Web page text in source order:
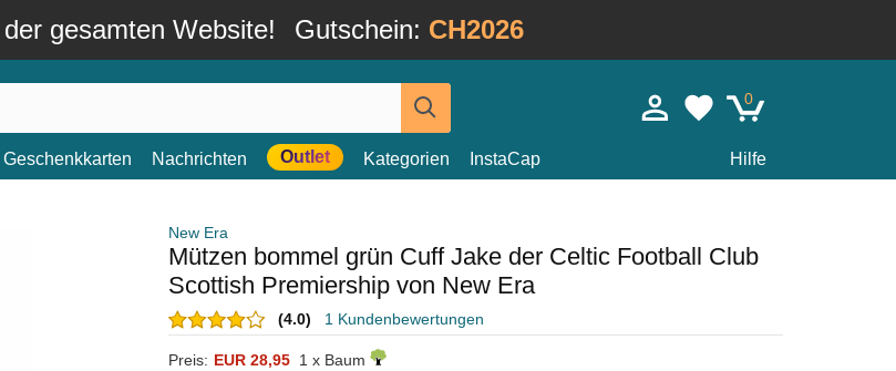
gesamten Website! Gutschein: CH2026
0
Geschenkkarten Nachrichten Outlet Kategorien InstaCap Hilfe
New Era
Mützen bommel grün Cuff Jake der Celtic Football Club
Scottish Premiership von New Era
(4.0) 1 Kundenbewertungen
Preis: EUR 28,95 1 x Baum